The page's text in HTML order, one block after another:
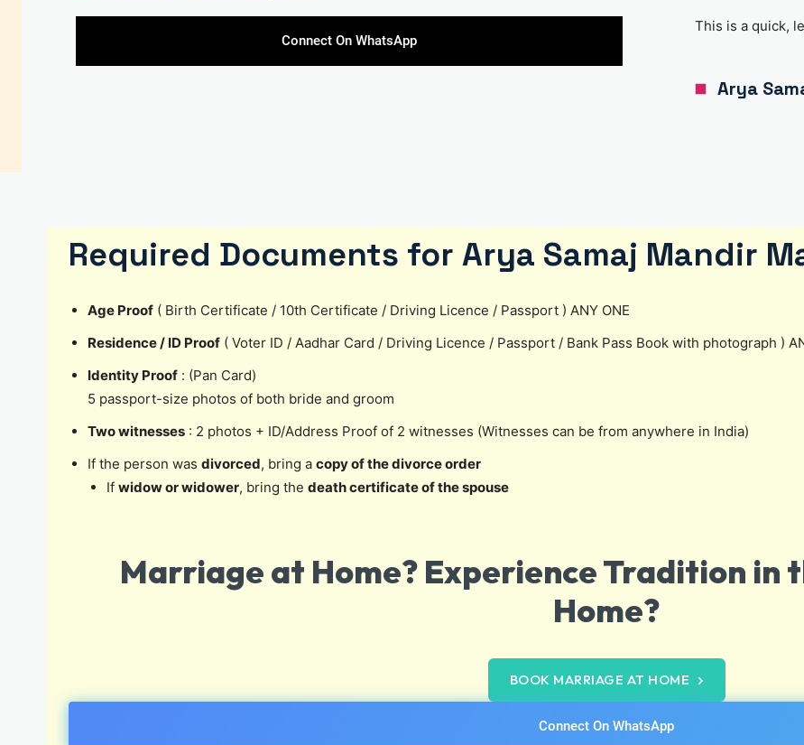
Connect On WhatsApp
This is a quick,
Arya
Required Documents for Arya Samaj Mandir
Age Proof ( Birth Certificate / 10th Certificate / Driving Licence / Passport ) ANY ONE
Residence / ID Proof ( Voter ID / Aadhar Card / Driving Licence / Passport / Bank Pass Book with photograph )
Identity Proof : (Pan Card)
5 passport-size photos of both bride and groom
Two witnesses : 2 photos + ID/Address Proof of 2 witnesses (Witnesses can be from anywhere in India)
If the person was divorced, bring a copy of the divorce order
If widow or widower, bring the death certificate of the spouse
Marriage at Home? Experience Tradition in
Home?
BOOK MARRIAGE AT HOME
Connect On WhatsApp